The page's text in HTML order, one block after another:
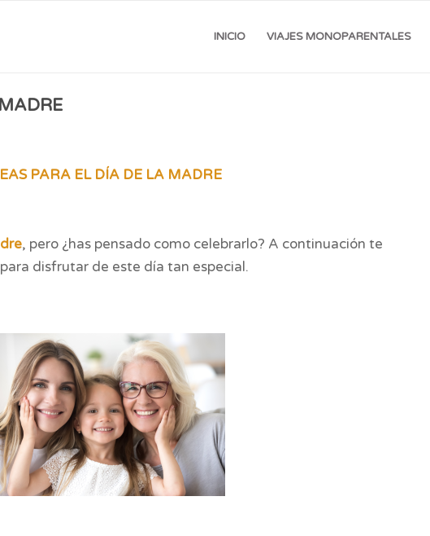
INICIO VIAJES MONOPARENTALES
PARA EL DÍA DE LA MADRE
, pero ¿has pensado como celebrarlo? A continuación te
disfrutar de este día tan especial.